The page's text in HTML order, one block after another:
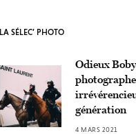
LA SÉLEC’ PHOTO
Odieux
génération
4 MARS 2021